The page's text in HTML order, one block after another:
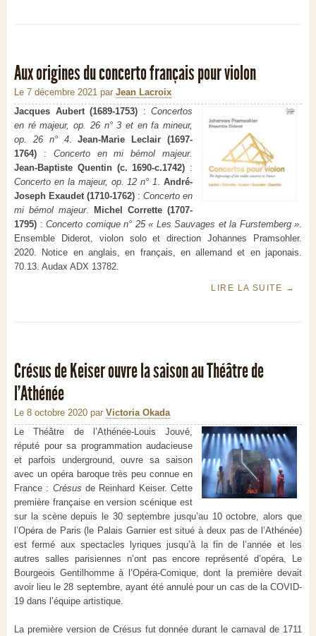
Aux origines du concerto français pour violon
Le 7 décembre 2021 par Jean Lacroix
Jacques Aubert (1689-1753) : Concertos
en ré majeur, op. 26 n° 3 et en fa mineur,
op. 26 n° 4.Jean-Marie Leclair (1697-
1764) : Concerto en mi bémol majeur.
Jean-Baptiste Quentin (c. 1690-c.1742) :
Concerto en la majeur, op. 12 n° 1. André-
Joseph Exaudet (1710-1762) : Concerto en
mi bémol majeur.
Michel Corrette (1707-
1795) : Concerto comique n° 25 « Les Sauvages et la Furstemberg ».
Ensemble Diderot, violon solo et direction Johannes Pramsohler.
2020. Notice en anglais, en français, en allemand et en japonais.
70.13. Audax ADX 13782.
LIRE LA SUITE →
Crésus de Keiser ouvre la saison au Théâtre de
l’Athénée
Le 8 octobre 2020 par Victoria Okada
Le Théâtre de l’Athénée-Louis Jouvé,
réputé pour sa programmation audacieuse
et parfois underground, ouvre sa saison
avec un opéra baroque très peu connue en
France : Crésus de Reinhard Keiser. Cette
première française en version scénique est
sur la scène depuis le 30 septembre jusqu’au 10 octobre, alors que
l’Opéra de Paris (le Palais Garnier est situé à deux pas de l’Athénée)
est fermé aux spectacles lyriques jusqu’à la fin de l’année et les
autres salles parisiennes n’ont pas encore représenté d’opéra, Le
Bourgeois Gentilhomme à l’Opéra-Comique, dont la première devait
avoir lieu le 28 septembre, ayant été annulé pour un cas de la COVID-
19 dans l’équipe artistique.
La première version de Crésus fut donnée durant le carnaval de 1711